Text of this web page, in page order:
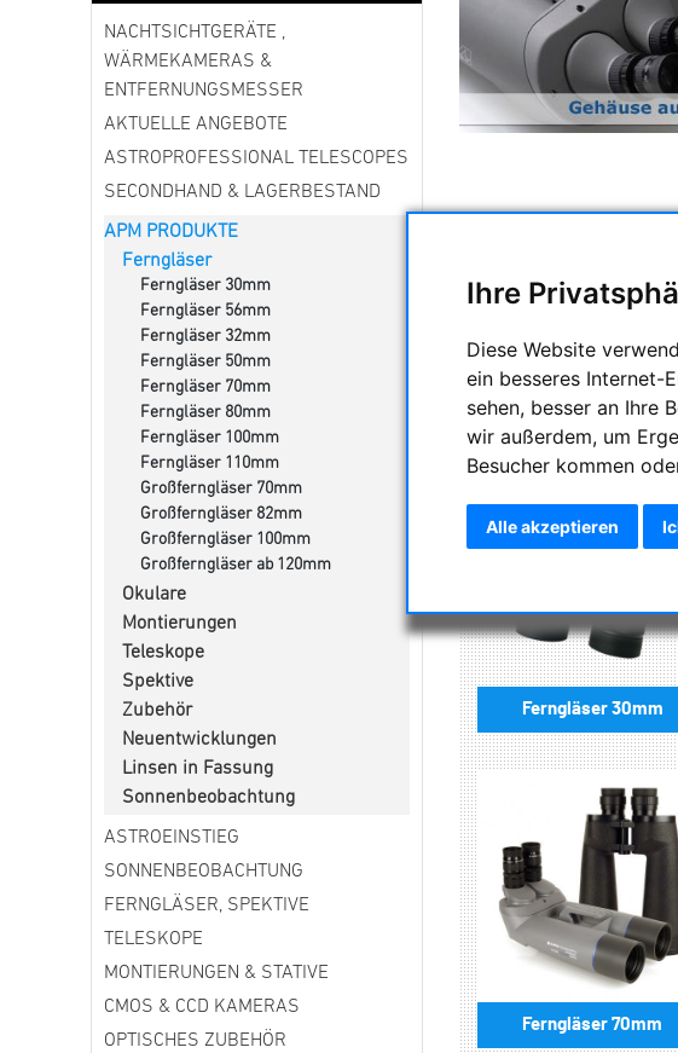
Ihre
Diese Website
ein besseres Internet-
sehen, besser an Ihre
wir außerdem, um
Besucher kommen
Alle akzeptieren
NACHTSICHTGERÄTE ,
WÄRMEKAMERAS &
ENTFERNUNGSMESSER
AKTUELLE ANGEBOTE
ASTROPROFESSIONAL TELESCOPES
SECONDHAND & LAGERBESTAND
APM PRODUKTE
Ferngläser
Ferngläser 30mm
Ferngläser 56mm
Ferngläser 32mm
Ferngläser 50mm
Ferngläser 70mm
Ferngläser 80mm
Ferngläser 100mm
Ferngläser 110mm
Großferngläser 70mm
Großferngläser 82mm
Großferngläser 100mm
Großferngläser ab 120mm
Okulare
Montierungen
Teleskope
Spektive
Zubehör
Neuentwicklungen
Linsen in Fassung
Sonnenbeobachtung
ASTROEINSTIEG
SONNENBEOBACHTUNG
FERNGLÄSER, SPEKTIVE
TELESKOPE
MONTIERUNGEN & STATIVE
CMOS & CCD KAMERAS
OPTISCHES ZUBEHÖR
APM bietet eine ganze
und demnächst auch
guter Qualität -
astronomische
Alle ED und Non ED
Ferngläser 30mm
Ferngläser 70mm